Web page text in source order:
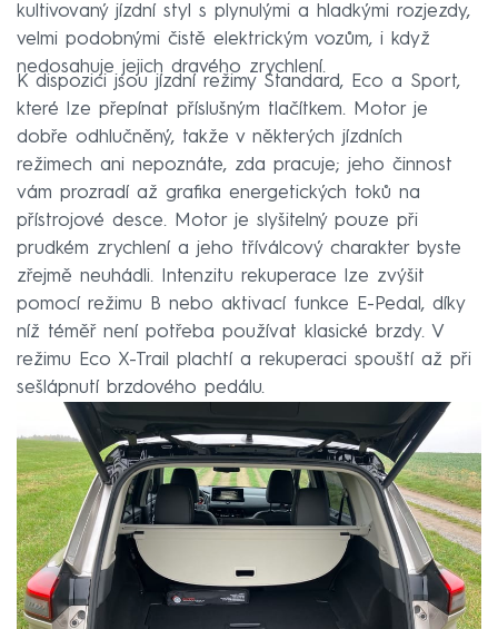
kultivovaný jízdní styl s plynulými a hladkými rozjezdy,
velmi podobnými čistě elektrickým vozům, i když
nedosahuje jejich dravého zrychlení.
K dispozici jsou jízdní režimy Standard, Eco a Sport,
které lze přepínat příslušným tlačítkem. Motor je
dobře odhlučněný, takže v některých jízdních
režimech ani nepoznáte, zda pracuje; jeho činnost
vám prozradí až grafika energetických toků na
přístrojové desce. Motor je slyšitelný pouze při
prudkém zrychlení a jeho tříválcový charakter byste
zřejmě neuhádli. Intenzitu rekuperace lze zvýšit
pomocí režimu B nebo aktivací funkce E-Pedal, díky
níž téměř není potřeba používat klasické brzdy. V
režimu Eco X-Trail plachtí a rekuperaci spouští až při
sešlápnutí brzdového pedálu.